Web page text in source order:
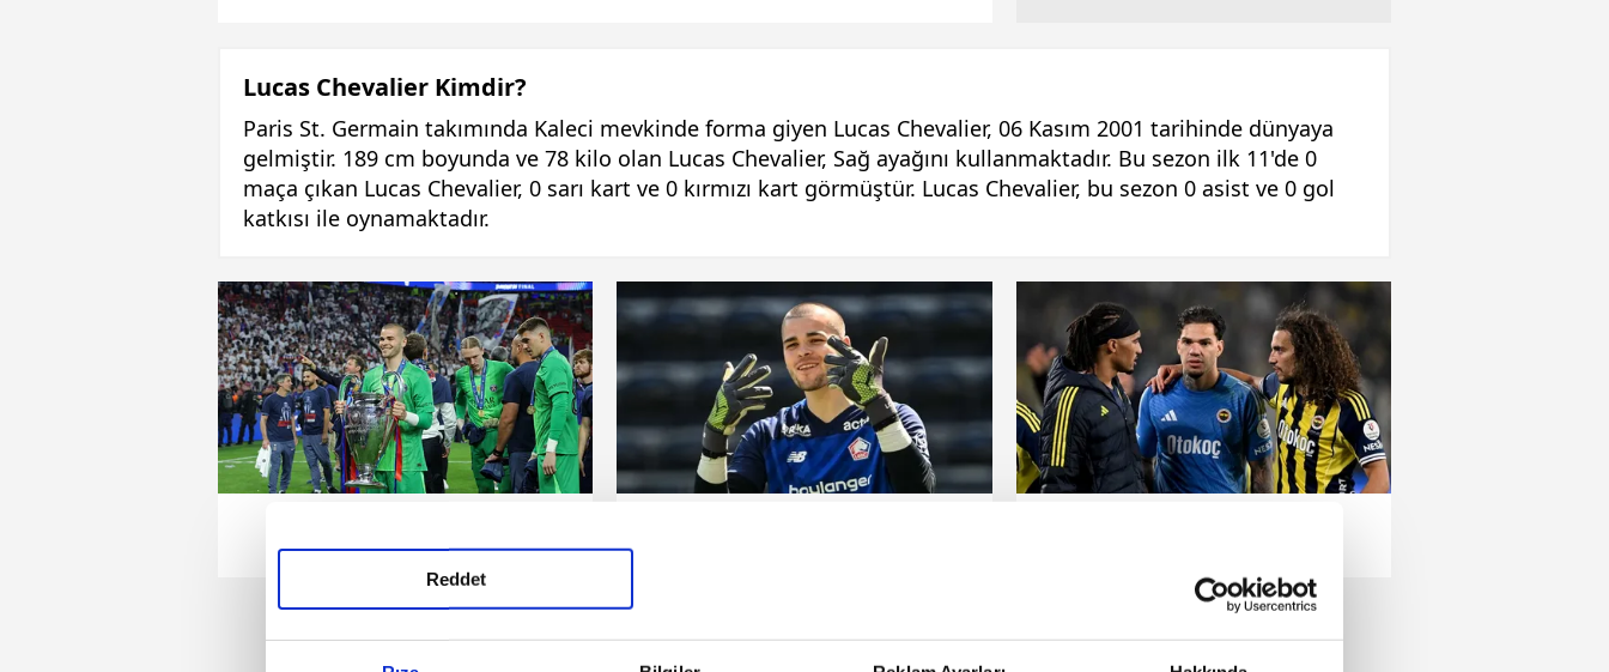
Reddet
Lucas Chevalier Kimdir?
Paris St. Germain takımında Kaleci mevkinde forma giyen Lucas Chevalier, 06 Kasım 2001 tarihinde dünyaya
gelmiştir. 189 cm boyunda ve 78 kilo olan Lucas Chevalier, Sağ ayağını kullanmaktadır. Bu sezon ilk 11'de 0
maça çıkan Lucas Chevalier, 0 sarı kart ve 0 kırmızı kart görmüştür. Lucas Chevalier, bu sezon 0 asist ve 0 gol
katkısı ile oynamaktadır.